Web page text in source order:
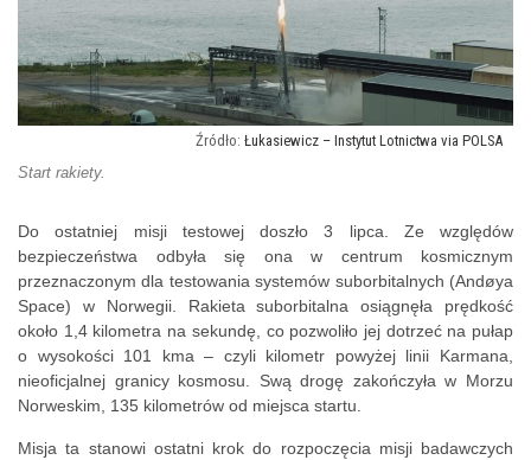
Łukasiewicz – Instytut Lotnictwa via POLSA
Start rakiety.
Do ostatniej misji testowej doszło 3 lipca. Ze względów
bezpieczeństwa odbyła się ona w centrum kosmicznym
przeznaczonym dla testowania systemów suborbitalnych (Andøya
Space) w Norwegii. Rakieta suborbitalna osiągnęła prędkość
około 1,4 kilometra na sekundę, co pozwoliło jej dotrzeć na pułap
o wysokości 101 kma – czyli kilometr powyżej linii Karmana,
nieoficjalnej granicy kosmosu. Swą drogę zakończyła w Morzu
Norweskim, 135 kilometrów od miejsca startu.
Misja ta stanowi ostatni krok do rozpoczęcia misji badawczych